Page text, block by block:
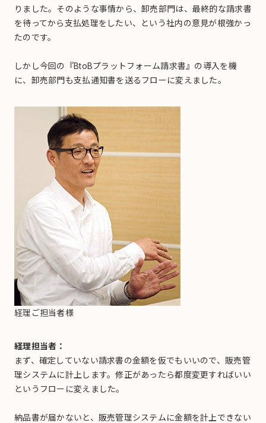
りました。そのような事情から、卸売部門は、最終的な請求書
を待ってから支払処理をしたい、という社内の意見が根強かっ
たのです。
しかし今回の『BtoBプラットフォーム請求書』の導入を機
に、卸売部門も支払通知書を送るフローに変えました。
経理ご担当者様
経理担当者：
まず、確定していない請求書の金額を仮でもいいので、販売管
理システムに計上します。修正があったら都度変更すればいい
というフローに変えました。
納品書が届かないと、販売管理システムに金額を計上できない